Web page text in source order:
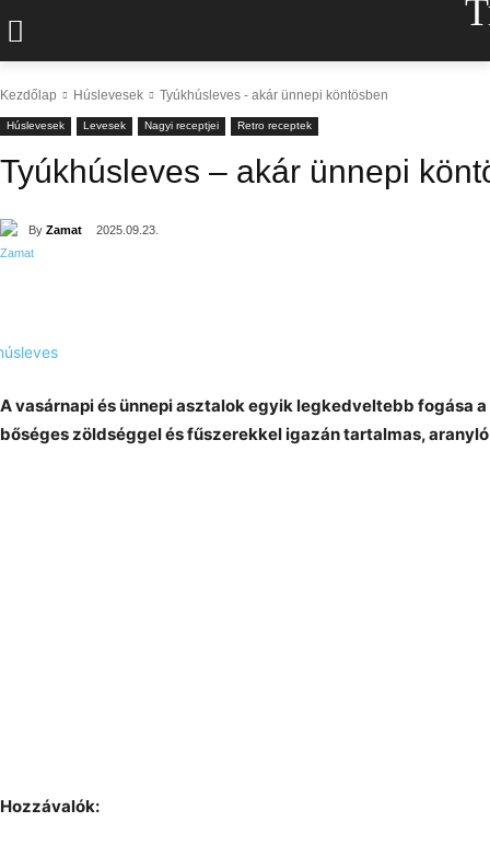
Kezdőlap Húslevesek Tyúkhúsleves - akár ünnepi köntösben
Húslevesek Levesek Nagyi receptjei Retro receptek
Tyúkhúsleves – akár ünnepi
By Zamat 2025.09.23.
A vasárnapi és ünnepi asztalok egyik legkedveltebb fogása
bőséges zöldséggel és fűszerekkel igazán tartalmas,
Hozzávalók: